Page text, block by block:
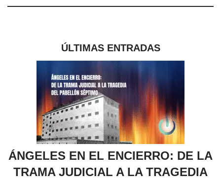
ÚLTIMAS ENTRADAS
ÁNGELES EN EL ENCIERRO: DE LA
TRAMA JUDICIAL A LA TRAGEDIA